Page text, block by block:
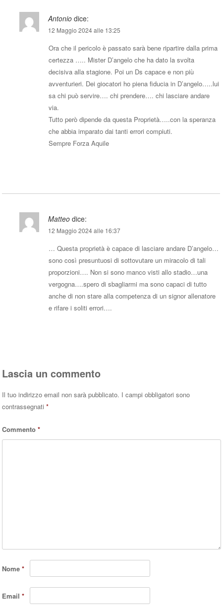
Antonio dice:
12 Maggio 2024 alle 13:25
Ora che il pericolo è passato sarà bene ripartire dalla prima
certezza ….. Mister D’angelo che ha dato la svolta
decisiva alla stagione. Poi un Ds capace e non più
avventurieri. Dei giocatori ho piena fiducia in D’angelo…..lui
sa chi può servire…. chi prendere…. chi lasciare andare
via.
Tutto però dipende da questa Proprietà…..con la speranza
che abbia imparato dai tanti errori compiuti.
Sempre Forza Aquile
Matteo dice:
12 Maggio 2024 alle 16:37
… Questa proprietà è capace di lasciare andare D’angelo…
sono così presuntuosi di sottovutare un miracolo di tali
proporzioni…. Non si sono manco visti allo stadio…una
vergogna….spero di sbagliarmi ma sono capaci di tutto
anche di non stare alla competenza di un signor allenatore
e rifare i soliti errori….
Lascia un commento
Il tuo indirizzo email non sarà pubblicato. I campi obbligatori sono
contrassegnati*
Commento*
Nome*
Email*